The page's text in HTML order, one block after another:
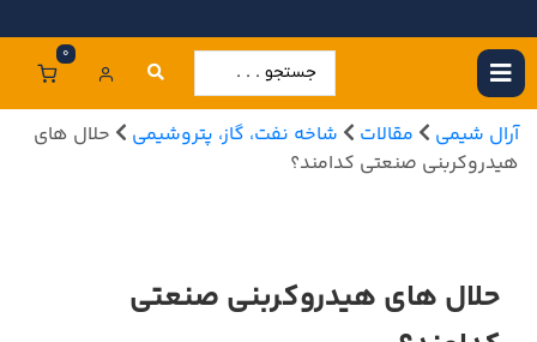
0
آرال شیمی مقالات شاخه نفت، گاز، پتروشیمی
حلال های
هیدروکربنی صنعتی کدامند؟
حلال های هیدروکربنی صنعتی